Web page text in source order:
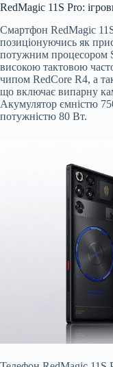
RedMagic 11S Pro:
Смартфон RedMagic
позиціонуючись як
потужним процесором
високою тактовою
чипом RedCore R4, а
що включає випарну
Акумулятор ємністю
потужністю 80 Вт.